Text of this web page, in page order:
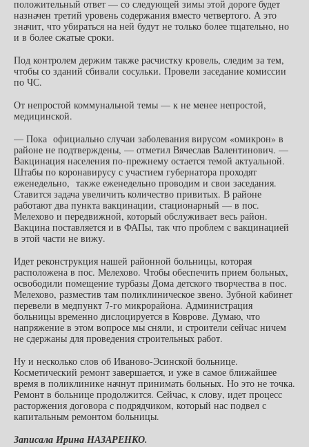
положительный ответ — со следующей зимы этой дороге будет
назначен третий уровень содержания вместо четвертого. А это
значит, что убираться на ней будут не только более тщательно, но
и в более сжатые сроки.
Под контролем держим также расчистку кровель, следим за тем,
чтобы со зданий сбивали сосульки. Провели заседание комиссии
по ЧС.
От непростой коммунальной темы — к не менее непростой,
медицинской.
— Пока официально случаи заболевания вирусом «омикрон» в
районе не подтверждены, — отметил Вячеслав Валентинович. —
Вакцинация населения по-прежнему остается темой актуальной.
Штабы по коронавирусу с участием губернатора проходят
еженедельно, также еженедельно проводим и свои заседания.
Ставится задача увеличить количество привитых. В районе
работают два пункта вакцинации, стационарный — в пос.
Мелехово и передвижной, который обслуживает весь район.
Вакцина поставляется и в ФАПы, так что проблем с вакцинацией
в этой части не вижу.
Идет реконструкция нашей районной больницы, которая
расположена в пос. Мелехово. Чтобы обеспечить прием больных,
освободили помещение турбазы Дома детского творчества в пос.
Мелехово, разместив там поликлиническое звено. Зубной кабинет
перевели в медпункт 7-го микрорайона. Администрация
больницы временно дислоцируется в Коврове. Думаю, что
напряжение в этом вопросе мы сняли, и строители сейчас ничем
не сдержаны для проведения строительных работ.
Ну и несколько слов об Иваново-Эсинской больнице.
Косметический ремонт завершается, и уже в самое ближайшее
время в поликлинике начнут принимать больных. Но это не точка.
Ремонт в больнице продолжится. Сейчас, к слову, идет процесс
расторжения договора с подрядчиком, который нас подвел с
капитальным ремонтом больницы.
Записала Ирина НАЗАРЕНКО.